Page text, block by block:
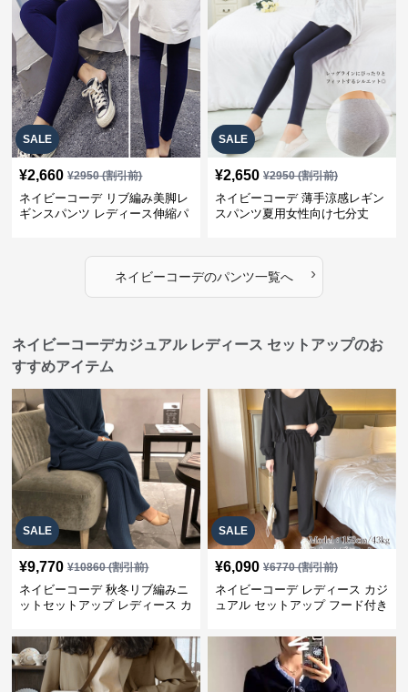
SALE
¥2,660 ¥2950(割引前)
ネイビーコーデ リブ編み美脚レ
ギンスパンツ レディース伸縮パ
SALE
¥2,650 ¥2950(割引前)
ネイビーコーデ 薄手涼感レギン
スパンツ夏用女性向け七分丈
ネイビーコーデのパンツ一覧へ ›
ネイビーコーデカジュアル レディース セットアップのお
すすめアイテム
SALE
¥9,770 ¥10860(割引前)
ネイビーコーデ 秋冬リブ編みニ
ットセットアップ レディース カ
SALE
¥6,090 ¥6770(割引前)
ネイビーコーデ レディース カジ
ュアル セットアップ フード付き